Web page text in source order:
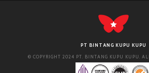
PT BINTANG KUPU KUPU
© COPYRIGHT 2024 PT. BINTANG KUPU KUPU.